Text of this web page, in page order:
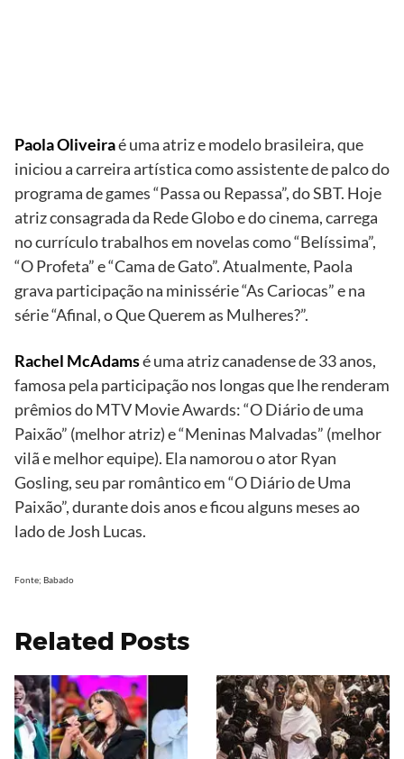
Paola Oliveiraé uma atriz e modelo brasileira, que
iniciou a carreira artística como assistente de palco do
programa de games “Passa ou Repassa”, do SBT. Hoje
atriz consagrada da Rede Globo e do cinema, carrega
no currículo trabalhos em novelas como “Belíssima”,
“O Profeta” e “Cama de Gato”. Atualmente, Paola
grava participação na minissérie “As Cariocas” e na
série “Afinal, o Que Querem as Mulheres?”.
Rachel McAdamsé uma atriz canadense de 33 anos,
famosa pela participação nos longas que lhe renderam
prêmios do MTV Movie Awards: “O Diário de uma
Paixão” (melhor atriz) e “Meninas Malvadas” (melhor
vilã e melhor equipe). Ela namorou o ator Ryan
Gosling, seu par romântico em “O Diário de Uma
Paixão”, durante dois anos e ficou alguns meses ao
lado de Josh Lucas.
Fonte; Babado
Related Posts